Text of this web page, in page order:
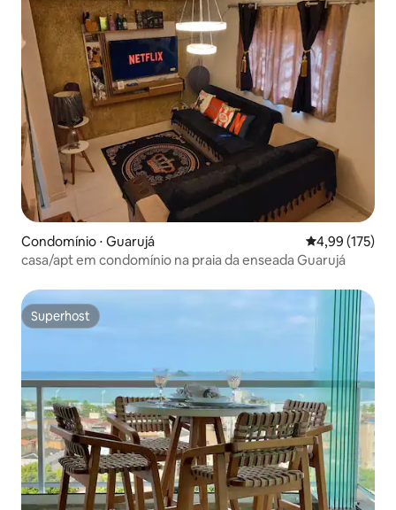
Condomínio ⋅ Guarujá 4,99 de uma
4,99 (175)
casa/apt em condomínio na praia da enseada Guarujá
Superhost
Superhost